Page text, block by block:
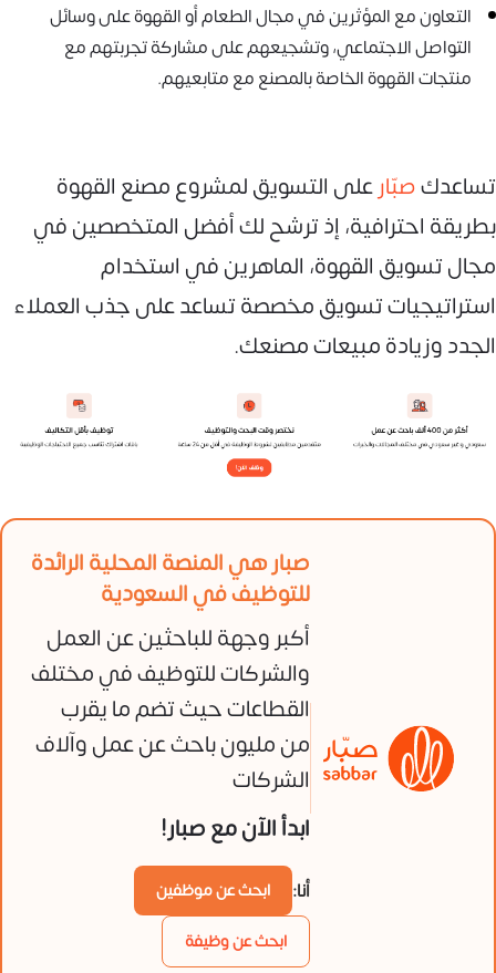
التعاون مع المؤثرين في مجال الطعام أو القهوة على وسائل
التواصل الاجتماعي، وتشجيعهم على مشاركة تجربتهم مع
منتجات القهوة الخاصة بالمصنع مع متابعيهم.
تساعدكصبّارعلى التسويق لمشروع مصنع القهوة
بطريقة احترافية، إذ ترشح لك أفضل المتخصصين في
مجال تسويق القهوة، الماهرين في استخدام
استراتيجيات تسويق مخصصة تساعد على جذب العملاء
الجدد وزيادة مبيعات مصنعك.
صبار هي المنصة المحلية الرائدة
للتوظيف في السعودية
أكبر وجهة للباحثين عن العمل
والشركات للتوظيف في مختلف
القطاعات حيث تضم ما يقرب
من مليون باحث عن عمل وآلاف
الشركات
ابدأ الآن مع صبار!
أنا:
ابحث عن موظفين
ابحث عن وظيفة